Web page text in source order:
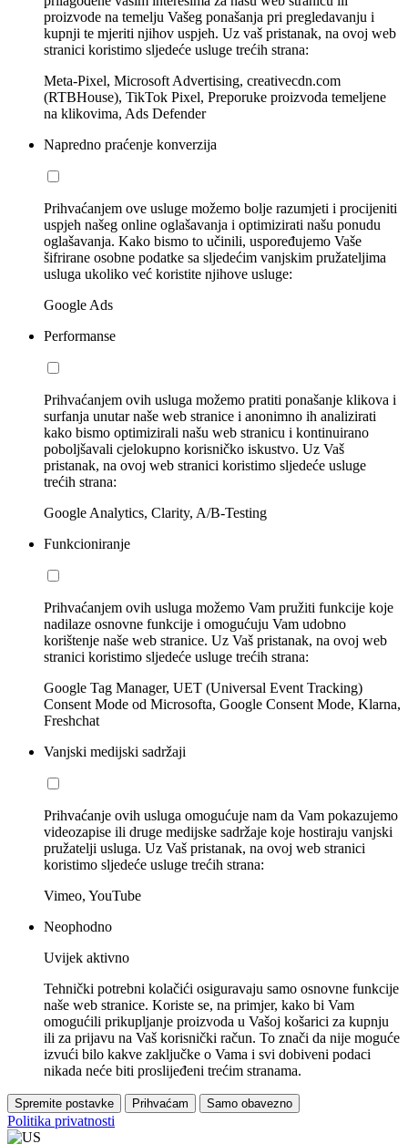
proizvode na temelju Vašeg ponašanja pri pregledavanju i
kupnji te mjeriti njihov uspjeh. Uz vaš pristanak, na ovoj web
stranici koristimo sljedeće usluge trećih strana:
Meta-Pixel, Microsoft Advertising, creativecdn.com
(RTBHouse), TikTok Pixel, Preporuke proizvoda temeljene
na klikovima, Ads Defender
Napredno praćenje konverzija
Prihvaćanjem ove usluge možemo bolje razumjeti i procijeniti
uspjeh našeg online oglašavanja i optimizirati našu ponudu
oglašavanja. Kako bismo to učinili, uspoređujemo Vaše
šifrirane osobne podatke sa sljedećim vanjskim pružateljima
usluga ukoliko već koristite njihove usluge:
Google Ads
Performanse
Prihvaćanjem ovih usluga možemo pratiti ponašanje klikova i
surfanja unutar naše web stranice i anonimno ih analizirati
kako bismo optimizirali našu web stranicu i kontinuirano
poboljšavali cjelokupno korisničko iskustvo. Uz Vaš
pristanak, na ovoj web stranici koristimo sljedeće usluge
trećih strana:
Google Analytics, Clarity, A/B-Testing
Funkcioniranje
Prihvaćanjem ovih usluga možemo Vam pružiti funkcije koje
nadilaze osnovne funkcije i omogućuju Vam udobno
korištenje naše web stranice. Uz Vaš pristanak, na ovoj web
stranici koristimo sljedeće usluge trećih strana:
Google Tag Manager, UET (Universal Event Tracking)
Consent Mode od Microsofta, Google Consent Mode, Klarna,
Freshchat
Vanjski medijski sadržaji
Prihvaćanje ovih usluga omogućuje nam da Vam pokazujemo
videozapise ili druge medijske sadržaje koje hostiraju vanjski
pružatelji usluga. Uz Vaš pristanak, na ovoj web stranici
koristimo sljedeće usluge trećih strana:
Vimeo, YouTube
Neophodno
Uvijek aktivno
Tehnički potrebni kolačići osiguravaju samo osnovne funkcije
naše web stranice. Koriste se, na primjer, kako bi Vam
omogućili prikupljanje proizvoda u Vašoj košarici za kupnju
ili za prijavu na Vaš korisnički račun. To znači da nije moguće
izvući bilo kakve zaključke o Vama i svi dobiveni podaci
nikada neće biti proslijeđeni trećim stranama.
Spremite postavke Prihvaćam Samo obavezno
Politika privatnosti